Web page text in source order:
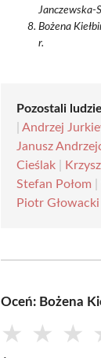
Bożena
r.
Pozostali
|Andrzej
Janusz
Cieślak
Stefan Połom |
Piotr
Oceń: Bożena
★ ★ ★